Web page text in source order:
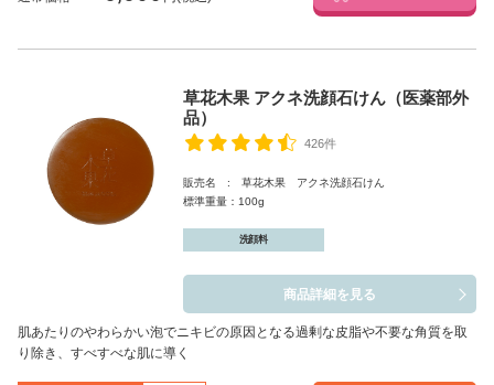
草花木果 アクネ洗顔石けん（医薬部外
品）
426件
販売名 : 草花木果 アクネ洗顔石けん
標準重量：100g
洗顔料
商品詳細を見る
肌あたりのやわらかい泡でニキビの原因となる過剰な皮脂や不要な角質を取
り除き、すべすべな肌に導く